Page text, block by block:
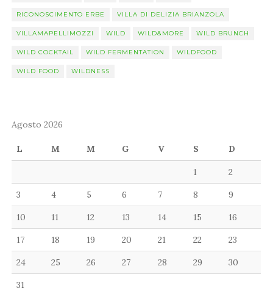
RICONOSCIMENTO ERBE VILLA DI DELIZIA BRIANZOLA
VILLAMAPELLIMOZZI WILD WILD&MORE WILD BRUNCH
WILD COCKTAIL WILD FERMENTATION WILDFOOD
WILD FOOD WILDNESS
Agosto 2026
L M M G V S D
1 2
3 4 5 6 7 8 9
10 11 12 13 14 15 16
17 18 19 20 21 22 23
24 25 26 27 28 29 30
31